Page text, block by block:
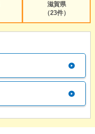
滋賀県
（23件）